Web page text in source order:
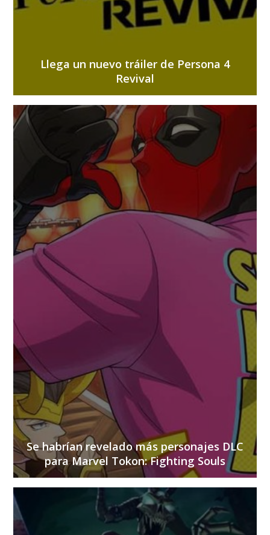
Llega un nuevo tráiler de Persona 4
Revival
Se habrían revelado más personajes DLC
para Marvel Tokon: Fighting Souls